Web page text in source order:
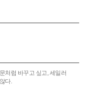
처럼 바꾸고 싶고, 세일러
다.